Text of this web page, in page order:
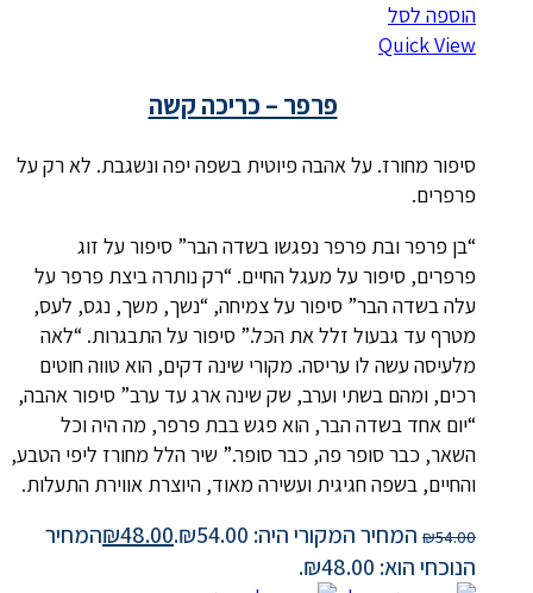
הוספה לסל
Quick View
פרפר – כריכה קשה
סיפור מחורז. על אהבה פיוטית בשפה יפה ונשגבת. לא רק על
פרפרים.
“בן פרפר ובת פרפר נפגשו בשדה הבר” סיפור על זוג
פרפרים, סיפור על מעגל החיים. “רק נותרה ביצת פרפר על
עלה בשדה הבר” סיפור על צמיחה, “נשך, משך, נגס, לעס,
מטרף עד גבעול זלל את הכל.” סיפור על התבגרות. “לאה
מלעיסה עשה לו עריסה. מקורי שינה דקים, הוא טווה חוטים
רכים, ומהם בשתי וערב, שק שינה ארג עד ערב” סיפור אהבה,
“יום אחד בשדה הבר, הוא פגש בבת פרפר, מה היה וכל
השאר, כבר סופר פה, כבר סופר.” שיר הלל מחורז ליפי הטבע,
והחיים, בשפה חגיגית ועשירה מאוד, היוצרת אווירת התעלות.
₪54.00 המחיר המקורי היה: ₪54.00. ₪48.00
המחיר
הנוכחי הוא: ₪48.00.